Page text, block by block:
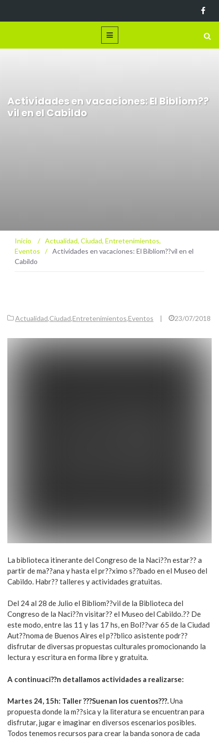
Actividades en vacaciones: El Bibliom??
vil en el Cabildo
Inicio / Actualidad, Ciudad, Entretenimientos,
Eventos
/ Actividades en vacaciones: El Bibliom??vil en el
Cabildo
Actualidad,Ciudad,Entretenimientos,Eventos | 23/07/2018
La biblioteca itinerante del Congreso de la Naci??n estar?? a
partir de ma??ana y hasta el pr??ximo s??bado en el Museo del
Cabildo. Habr?? talleres y actividades gratuitas.
Del 24 al 28 de Julio el Bibliom??vil de la Biblioteca del
Congreso de la Naci??n visitar?? el Museo del Cabildo.?? De
este modo, entre las 11 y las 17 hs, en Bol??var 65 de la Ciudad
Aut??noma de Buenos Aires el p??blico asistente podr??
disfrutar de diversas propuestas culturales promocionando la
lectura y escritura en forma libre y gratuita.
A continuaci??n detallamos actividades a realizarse:
Martes 24, 15h: Taller ???Suenan los cuentos???.Una
propuesta donde la m??sica y la literatura se encuentran para
disfrutar, jugar e imaginar en diversos escenarios posibles.
Todos tenemos recursos para crear la banda sonora de cada